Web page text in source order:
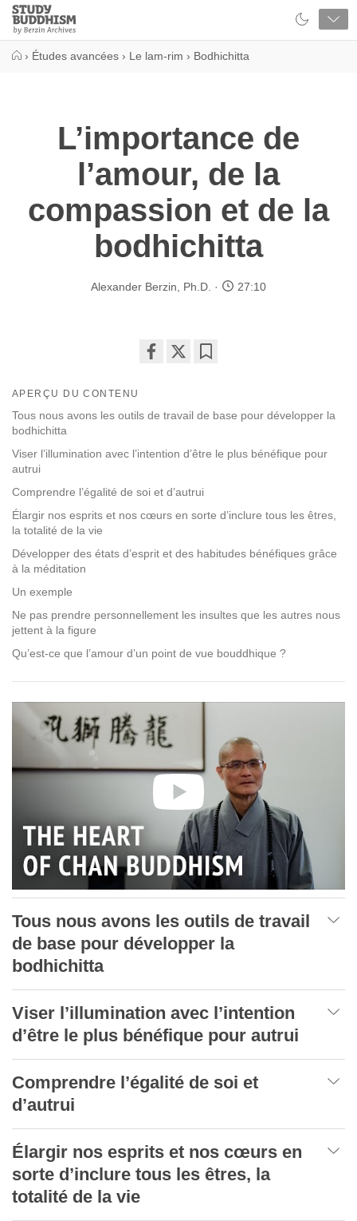
Close
Study
Buddhism
Home
› Études avancées › Le lam-rim › Bodhichitta
L’importance de
l’amour, de la
compassion et de la
bodhichitta
Alexander Berzin, Ph.D. 27:10
facebook
APERÇU DU CONTENU
Tous nous avons les outils de travail de base pour développer la
bodhichitta
Viser l’illumination avec l’intention d’être le plus bénéfique pour
autrui
Comprendre l’égalité de soi et d’autrui
Élargir nos esprits et nos cœurs en sorte d’inclure tous les êtres,
la totalité de la vie
Développer des états d’esprit et des habitudes bénéfiques grâce
à la méditation
Un exemple
Ne pas prendre personnellement les insultes que les autres nous
jettent à la figure
Qu’est-ce que l’amour d’un point de vue bouddhique ?
Tous nous avons les outils de travail
de base pour développer la
bodhichitta
Viser l’illumination avec l’intention
d’être le plus bénéfique pour autrui
Comprendre l’égalité de soi et
d’autrui
Élargir nos esprits et nos cœurs en
sorte d’inclure tous les êtres, la
totalité de la vie